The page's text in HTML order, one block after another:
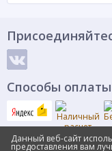
Способы оплаты
Данный веб-сайт
предоставления вам